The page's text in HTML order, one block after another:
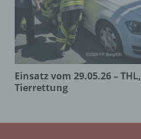
Einsatz vom 29.05.26 – THL,
Tierrettung